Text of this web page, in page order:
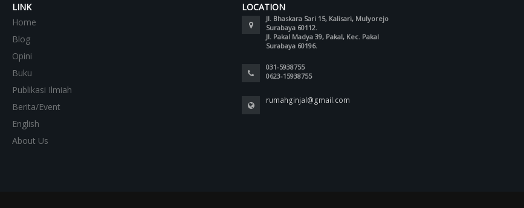
LINK
Home
Blog
Opini
Buku
Publikasi Ilmiah
Berita/Event
English
About Us
LOCATION
Jl. Bhaskara Sari 15, Kalisari, Mulyorejo
Surabaya 60112.
Jl. Pakal Madya 39, Pakal, Kec. Pakal
Surabaya 60196.
031-5938755
0623-15938755
rumahginjal@gmail.com